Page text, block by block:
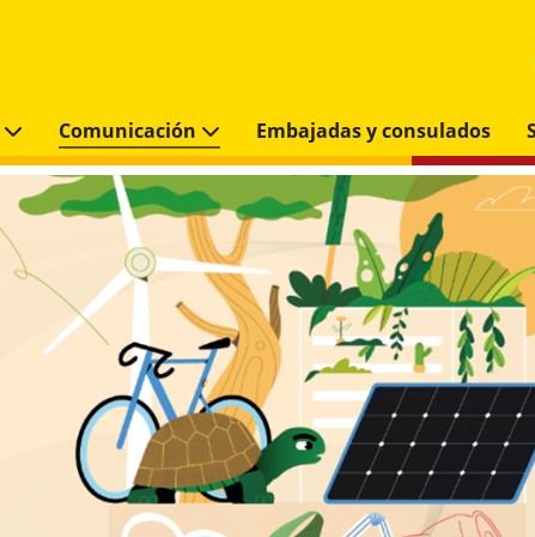
Comunicación Embajadas y consulados